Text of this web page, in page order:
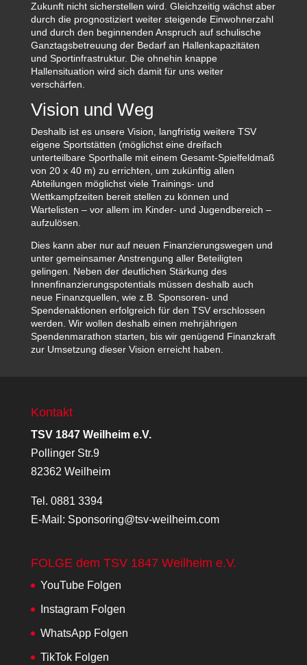
Zukunft nicht sicherstellen wird. Gleichzeitig wächst aber
durch die prognostiziert weiter steigende Einwohnerzahl
und durch den beginnenden Anspruch auf schulische
Ganztagsbetreuung der Bedarf an Hallenkapazitäten
und Sportinfrastruktur. Die ohnehin knappe
Hallensituation wird sich damit für uns weiter
verschärfen.
Vision und Weg
Deshalb ist es unsere Vision, langfristig weitere TSV
eigene Sportstätten (möglichst eine dreifach
unterteilbare Sporthalle mit einem Gesamt-Spielfeldmaß
von 20 x 40 m) zu errichten, um zukünftig allen
Abteilungen möglichst viele Trainings- und
Wettkampfzeiten bereit stellen zu können und
Wartelisten – vor allem im Kinder- und Jugendbereich –
aufzulösen.
Dies kann aber nur auf neuen Finanzierungswegen und
unter gemeinsamer Anstrengung aller Beteiligten
gelingen. Neben der deutlichen Stärkung des
Innenfinanzierungspotentials müssen deshalb auch
neue Finanzquellen, wie z.B. Sponsoren- und
Spendenaktionen erfolgreich für den TSV erschlossen
werden. Wir wollen deshalb einen mehrjährigen
Spendenmarathon starten, bis wir genügend Finanzkraft
zur Umsetzung dieser Vision erreicht haben.
Kontakt
TSV 1847 Weilheim e.V.
Pollinger Str.9
82362 Weilheim
Tel. 0881 3394
E-Mail: Sponsoring@tsv-weilheim.com
FOLGE dem TSV 1847 Weilheim e.V.
YouTube Folgen
Instagram Folgen
WhatsApp Folgen
TikTok Folgen